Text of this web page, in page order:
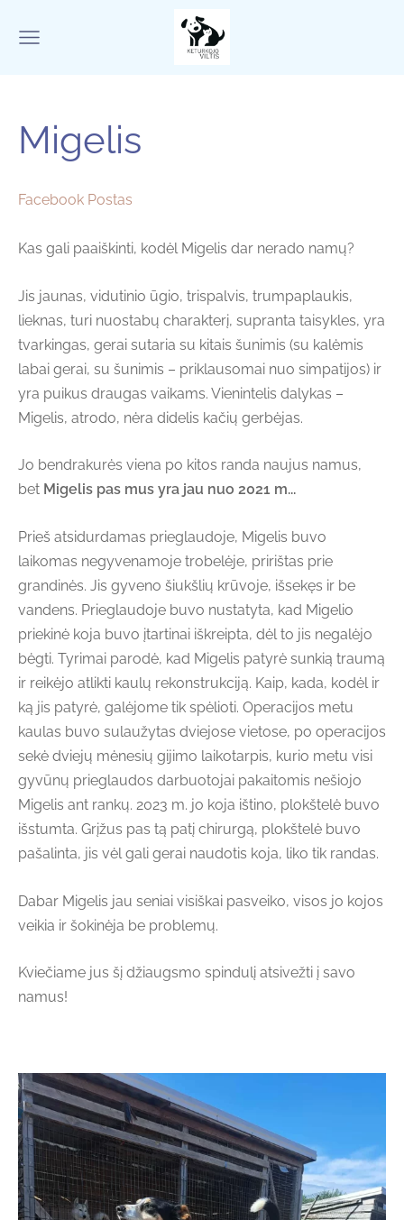
Migelis
Facebook Postas
Kas gali paaiškinti, kodėl Migelis dar nerado namų?
Jis jaunas, vidutinio ūgio, trispalvis, trumpaplaukis,
lieknas, turi nuostabų charakterį, supranta taisykles, yra
tvarkingas, gerai sutaria su kitais šunimis (su kalėmis
labai gerai, su šunimis – priklausomai nuo simpatijos) ir
yra puikus draugas vaikams. Vienintelis dalykas –
Migelis, atrodo, nėra didelis kačių gerbėjas.
Jo bendrakurės viena po kitos randa naujus namus,
bet Migelis pas mus yra jau nuo 2021 m...
Prieš atsidurdamas prieglaudoje, Migelis buvo
laikomas negyvenamoje trobelėje, pririštas prie
grandinės. Jis gyveno šiukšlių krūvoje, išsekęs ir be
vandens. Prieglaudoje buvo nustatyta, kad Migelio
priekinė koja buvo įtartinai iškreipta, dėl to jis negalėjo
bėgti. Tyrimai parodė, kad Migelis patyrė sunkią traumą
ir reikėjo atlikti kaulų rekonstrukciją. Kaip, kada, kodėl ir
ką jis patyrė, galėjome tik spėlioti. Operacijos metu
kaulas buvo sulaužytas dviejose vietose, po operacijos
sekė dviejų mėnesių gijimo laikotarpis, kurio metu visi
gyvūnų prieglaudos darbuotojai pakaitomis nešiojo
Migelis ant rankų. 2023 m. jo koja ištino, plokštelė buvo
išstumta. Grįžus pas tą patį chirurgą, plokštelė buvo
pašalinta, jis vėl gali gerai naudotis koja, liko tik randas.
Dabar Migelis jau seniai visiškai pasveiko, visos jo kojos
veikia ir šokinėja be problemų.
Kviečiame jus šį džiaugsmo spindulį atsivežti į savo
namus!